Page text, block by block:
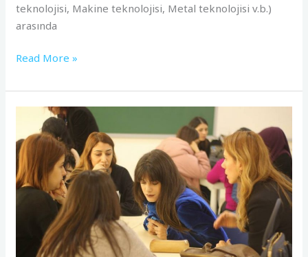
teknolojisi, Makine teknolojisi, Metal teknolojisi v.b.)
arasında
Read More »
Scientix
STEM
Eğitimi
Çalıştayı,
Üniversitesi